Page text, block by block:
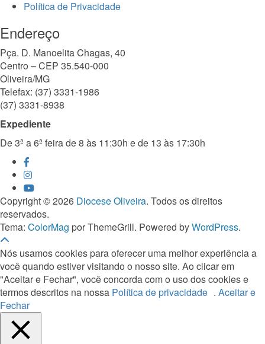
Política de Privacidade
Endereço
Pça. D. Manoelita Chagas, 40
Centro – CEP 35.540-000
Oliveira/MG
Telefax: (37) 3331-1986
(37) 3331-8938
Expediente
De 3ª a 6ª feira de 8 às 11:30h e de 13 às 17:30h
Copyright © 2026 Diocese Oliveira. Todos os direitos
reservados.
Tema: ColorMag por ThemeGrill. Powered byWordPress.
Nós usamos cookies para oferecer uma melhor experiência a
você quando estiver visitando o nosso site. Ao clicar em
"Aceitar e Fechar", você concorda com o uso dos cookies e
termos descritos na nossa Política de privacidade . Aceitar e
Fechar